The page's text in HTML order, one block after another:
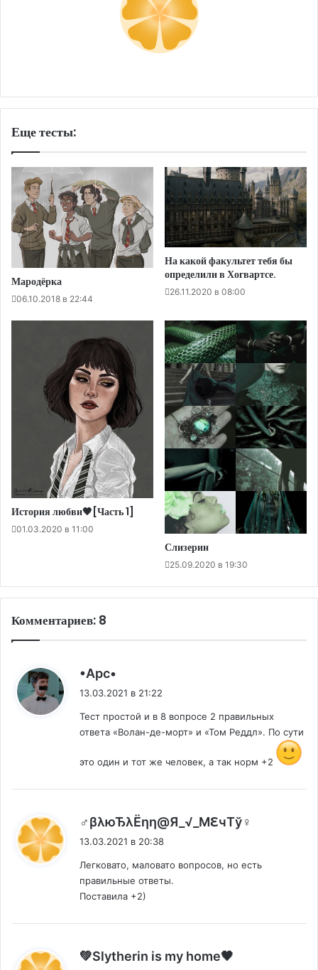
Еще тесты:
Мародёрка
06.10.2018 в 22:44
На какой факультет тебя бы
определили в Хогвартсе.
26.11.2020 в 08:00
История любви🖤[Часть 1]
01.03.2020 в 11:00
Слизерин
25.09.2020 в 19:30
Комментариев: 8
•Арс•
13.03.2021 в 21:22
Тест простой и в 8 вопросе 2 правильных
ответа «Волан-де-морт» и «Том Реддл». По сути
это один и тот же человек, а так норм +2
♂βλюЂλЁηη@Я_√_МℇчTў♀
13.03.2021 в 20:38
Легковато, маловато вопросов, но есть
правильные ответы.
Поставила +2)
💚Slytherin is my home🖤